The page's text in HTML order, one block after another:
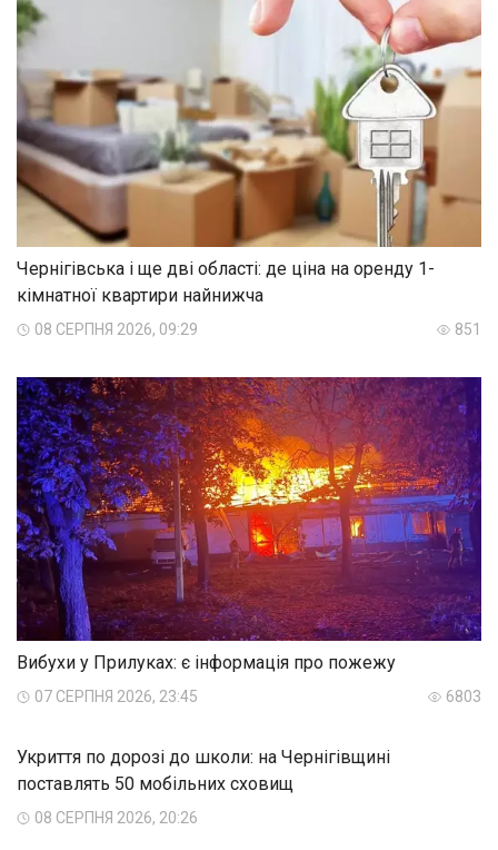
Чернігівська і ще дві області: де ціна на оренду 1-
кімнатної квартири найнижча
08 СЕРПНЯ 2026, 09:29 851
Вибухи у Прилуках: є інформація про пожежу
07 СЕРПНЯ 2026, 23:45 6803
Укриття по дорозі до школи: на Чернігівщині
поставлять 50 мобільних сховищ
08 СЕРПНЯ 2026, 20:26